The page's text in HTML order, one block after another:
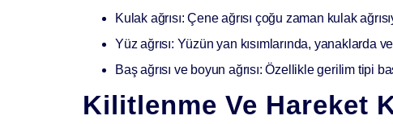
Kulak ağrısı: Çene ağrısı çoğu zaman kulak
Yüz ağrısı: Yüzün yan kısımlarında, yanaklarda
Baş ağrısı ve boyun ağrısı: Özellikle gerilim tipi
Kilitlenme Ve Hareket